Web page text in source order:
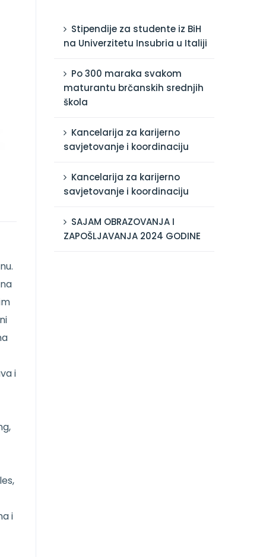
i
i
Stipendije za studente iz BiH
na Univerzitetu Insubria u Italiji
Po 300 maraka svakom
maturantu brčanskih srednjih
škola
Kancelarija za karijerno
savjetovanje i koordinaciju
Kancelarija za karijerno
savjetovanje i koordinaciju
SAJAM OBRAZOVANJA I
ZAPOŠLJAVANJA 2024 GODINE